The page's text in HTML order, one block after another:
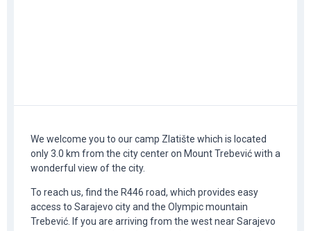
We welcome you to our camp Zlatište which is located
only 3.0 km from the city center on Mount Trebević with a
wonderful view of the city.
To reach us, find the R446 road, which provides easy
access to Sarajevo city and the Olympic mountain
Trebević. If you are arriving from the west near Sarajevo